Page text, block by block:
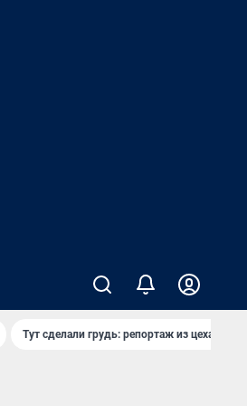
Тут сделали грудь: репортаж из цеха